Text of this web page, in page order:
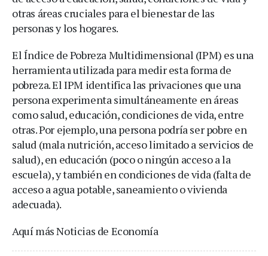
otras áreas cruciales para el bienestar de las
personas y los hogares.
El Índice de Pobreza Multidimensional (IPM) es una
herramienta utilizada para medir esta forma de
pobreza. El IPM identifica las privaciones que una
persona experimenta simultáneamente en áreas
como salud, educación, condiciones de vida, entre
otras. Por ejemplo, una persona podría ser pobre en
salud (mala nutrición, acceso limitado a servicios de
salud), en educación (poco o ningún acceso a la
escuela), y también en condiciones de vida (falta de
acceso a agua potable, saneamiento o vivienda
adecuada).
Aquí más Noticias de Economía